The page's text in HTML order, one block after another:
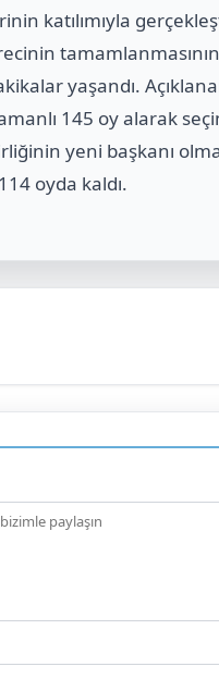
katılımıyla
yaşandı.
145 oy alarak
yeni başkanı
oyda kaldı.